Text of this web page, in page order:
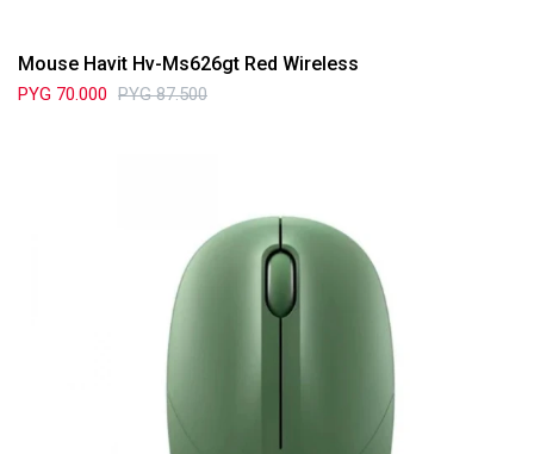
Mouse Havit Hv-Ms626gt Red Wireless
PYG 70.000 PYG 87.500